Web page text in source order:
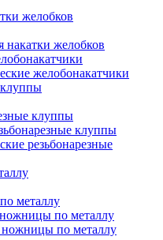
желобков
накатки желобков
желобонакатчики
клуппы
клуппы
клуппы
резьбонарезные
металлу
по металлу
по металлу